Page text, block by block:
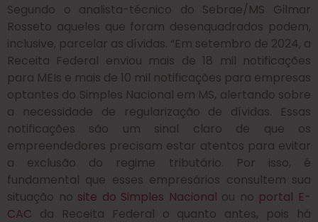
Segundo o analista-técnico do Sebrae/MS Gilmar
Rosseto aqueles que foram desenquadrados podem,
inclusive, parcelar as dívidas. “Em setembro de 2024, a
Receita Federal enviou mais de 18 mil notificações
para MEIs e mais de 10 mil notificações para empresas
optantes do Simples Nacional em MS, alertando sobre
a necessidade de regularização de dívidas. Essas
notificações são um sinal claro de que os
empreendedores precisam estar atentos para evitar
a exclusão do regime tributário. Por isso, é
fundamental que esses empresários consultem sua
situação no site do Simples Nacional ou no portal E-
CAC da Receita Federal o quanto antes, pois há